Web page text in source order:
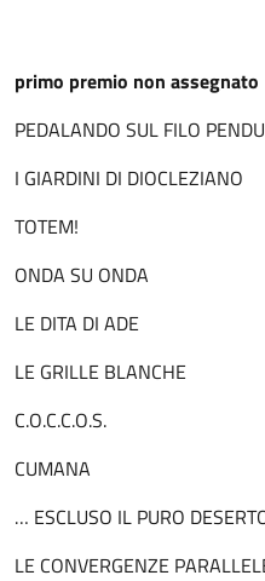
primo premio non assegnato
PEDALANDO SUL FILO
I GIARDINI DI DIOCLEZIANO
TOTEM!
ONDA SU ONDA
LE DITA DI ADE
LE GRILLE BLANCHE
C.O.C.C.O.S.
CUMANA
… ESCLUSO IL PURO
LE CONVERGENZE